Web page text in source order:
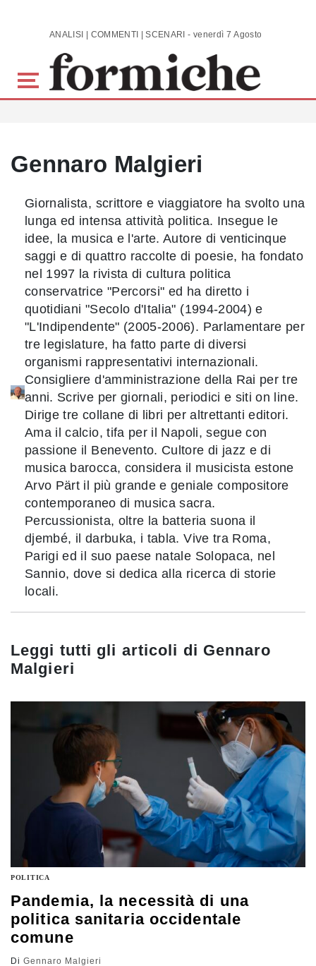
Skip to main content ANALISI | COMMENTI | SCENARI - venerdì 7 Agosto 2026
Gennaro Malgieri
Giornalista, scrittore e viaggiatore ha svolto una
lunga ed intensa attività politica. Insegue le
idee, la musica e l'arte. Autore di venticinque
saggi e di quattro raccolte di poesie, ha fondato
nel 1997 la rivista di cultura politica
conservatrice "Percorsi" ed ha diretto i
quotidiani "Secolo d'Italia" (1994-2004) e
"L'Indipendente" (2005-2006). Parlamentare per
tre legislature, ha fatto parte di diversi
organismi rappresentativi internazionali.
Consigliere d'amministrazione della Rai per tre
anni. Scrive per giornali, periodici e siti on line.
Dirige tre collane di libri per altrettanti editori.
Ama il calcio, tifa per il Napoli, segue con
passione il Benevento. Cultore di jazz e di
musica barocca, considera il musicista estone
Arvo Pärt il più grande e geniale compositore
contemporaneo di musica sacra.
Percussionista, oltre la batteria suona il
djembé, il darbuka, i tabla. Vive tra Roma,
Parigi ed il suo paese natale Solopaca, nel
Sannio, dove si dedica alla ricerca di storie
locali.
Leggi tutti gli articoli di Gennaro
Malgieri
POLITICA
Pandemia, la necessità di una
politica sanitaria occidentale
comune
Di Gennaro Malgieri